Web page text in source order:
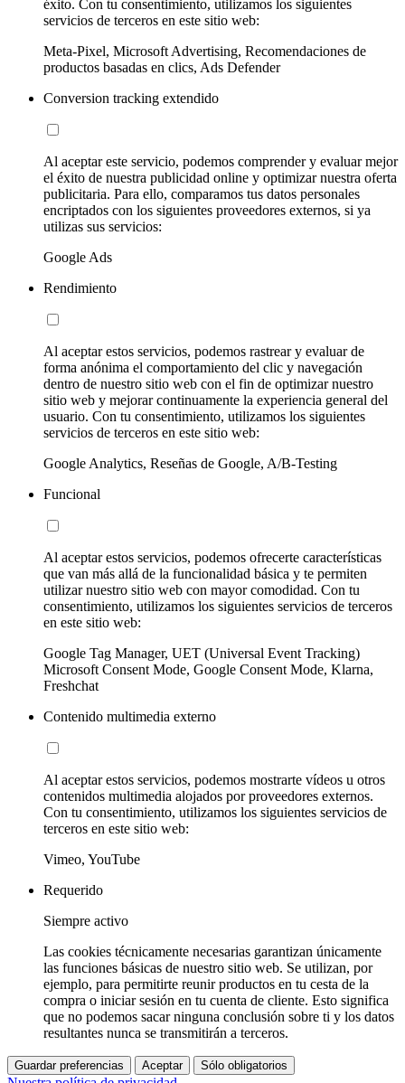
éxito. Con tu consentimiento, utilizamos los siguientes
servicios de terceros en este sitio web:
Meta-Pixel, Microsoft Advertising, Recomendaciones de
productos basadas en clics, Ads Defender
Conversion tracking extendido
Al aceptar este servicio, podemos comprender y evaluar mejor
el éxito de nuestra publicidad online y optimizar nuestra oferta
publicitaria. Para ello, comparamos tus datos personales
encriptados con los siguientes proveedores externos, si ya
utilizas sus servicios:
Google Ads
Rendimiento
Al aceptar estos servicios, podemos rastrear y evaluar de
forma anónima el comportamiento del clic y navegación
dentro de nuestro sitio web con el fin de optimizar nuestro
sitio web y mejorar continuamente la experiencia general del
usuario. Con tu consentimiento, utilizamos los siguientes
servicios de terceros en este sitio web:
Google Analytics, Reseñas de Google, A/B-Testing
Funcional
Al aceptar estos servicios, podemos ofrecerte características
que van más allá de la funcionalidad básica y te permiten
utilizar nuestro sitio web con mayor comodidad. Con tu
consentimiento, utilizamos los siguientes servicios de terceros
en este sitio web:
Google Tag Manager, UET (Universal Event Tracking)
Microsoft Consent Mode, Google Consent Mode, Klarna,
Freshchat
Contenido multimedia externo
Al aceptar estos servicios, podemos mostrarte vídeos u otros
contenidos multimedia alojados por proveedores externos.
Con tu consentimiento, utilizamos los siguientes servicios de
terceros en este sitio web:
Vimeo, YouTube
Requerido
Siempre activo
Las cookies técnicamente necesarias garantizan únicamente
las funciones básicas de nuestro sitio web. Se utilizan, por
ejemplo, para permitirte reunir productos en tu cesta de la
compra o iniciar sesión en tu cuenta de cliente. Esto significa
que no podemos sacar ninguna conclusión sobre ti y los datos
resultantes nunca se transmitirán a terceros.
Guardar preferencias Aceptar Sólo obligatorios